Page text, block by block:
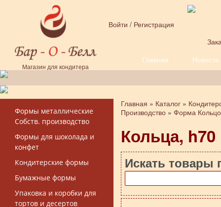
Перейти к основному содержанию
Магазин для кондитера
Войти / Регистрация
Главная
Новости
Форма поиска
Формы металлические
Собств. производство
Формы для шоколада и
конфет
Кондитерские формы
Бумажные формы
Упаковка и коробки для
тортов и десертов
Вы здесь
Главная » Каталог »
Производство » Форма Кольцо
Кольца,
Искать товары